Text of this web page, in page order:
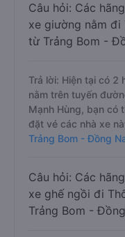
Câu hỏi: Các
xe giường nằm
từ Trảng Bom -
Trả lời: Hiện tại có 2
nằm trên tuyến
Mạnh Hùng, bạn có
đặt vé các nhà xe
Trảng Bom - Đồng
Câu hỏi: Các
xe ghế ngồi đi
Trảng Bom -